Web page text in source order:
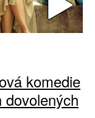
komedie